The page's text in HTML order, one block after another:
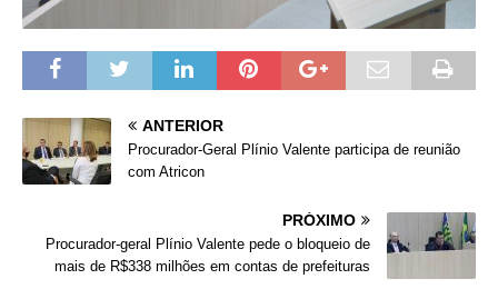
ANTERIOR
Procurador-Geral Plínio Valente participa de reunião
com Atricon
PRÓXIMO
Procurador-geral Plínio Valente pede o bloqueio de
mais de R$338 milhões em contas de prefeituras